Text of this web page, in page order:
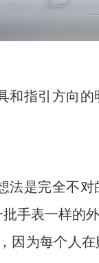
和指引方向
是完全不
手表一样的
因为每个人